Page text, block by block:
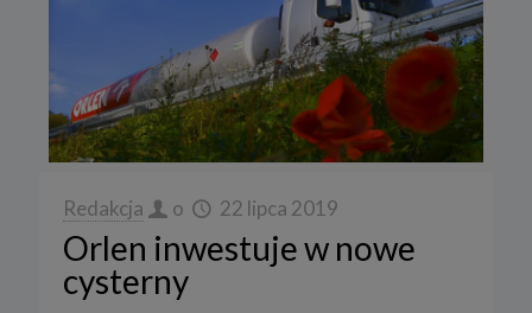
Redakcja o 22 lipca 2019
Orlen inwestuje w nowe
cysterny